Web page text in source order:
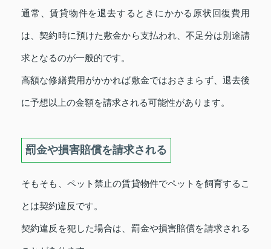
通常、賃貸物件を退去するときにかかる原状回復費用
は、契約時に預けた敷金から支払われ、不足分は別途請
求となるのが一般的です。
高額な修繕費用がかかれば敷金ではおさまらず、退去後
に予想以上の金額を請求される可能性があります。
罰金や損害賠償を請求される
そもそも、ペット禁止の賃貸物件でペットを飼育するこ
とは契約違反です。
契約違反を犯した場合は、罰金や損害賠償を請求される